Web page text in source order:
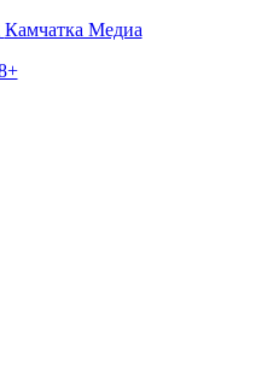
Камчатка Медиа